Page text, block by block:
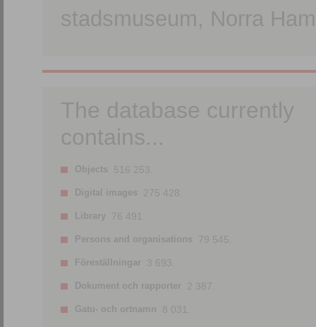
stadsmuseum, Norra
The database currently
contains...
Objects 516 253.
Digital images 275 428.
Library 76 491.
Persons and organisations 79 545.
Föreställningar 3 693.
Dokument och rapporter 2 387.
Gatu- och ortnamn 8 031.